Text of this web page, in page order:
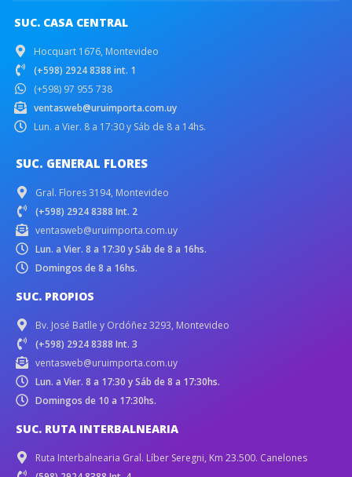
SUC. CASA CENTRAL
Hocquart 1676, Montevideo
(+598) 2924 8388 int. 1
(+598) 97 955 738
ventasweb@uruimporta.com.uy
Lun. a Vier. 8 a 17:30 y Sáb de 8 a 14hs.
SUC. GENERAL FLORES
Gral. Flores 3194, Montevideo
(+598) 2924 8388 Int. 2
ventasweb@uruimporta.com.uy
Lun. a Vier. 8 a 17:30 y Sáb de 8 a 16hs.
Domingos de 8 a 16hs.
SUC. PROPIOS
Bv. José Batlle y Ordóñez 3293, Montevideo
(+598) 2924 8388 Int. 3
ventasweb@uruimporta.com.uy
Lun. a Vier. 8 a 17:30 y Sáb de 8 a 17:30hs.
Domingos de 10 a 17:30hs.
SUC. RUTA INTERBALNEARIA
Ruta Interbalnearia Gral. Líber Seregni, Km 23.500. Canelones